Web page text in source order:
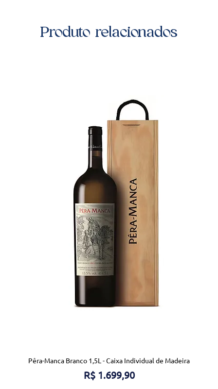
Produto relacionados
Pêra-Manca Branco 1,5L - Caixa Individual de Madeira
Preço
R$ 1.699,90